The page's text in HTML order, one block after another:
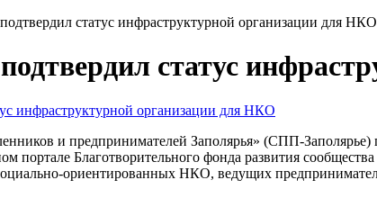
статус инфраструктурной организации для НКО
статус
и предпринимателей Заполярья» (СПП-
портале Благотворительного фонда развития
ориентированных НКО, ведущих